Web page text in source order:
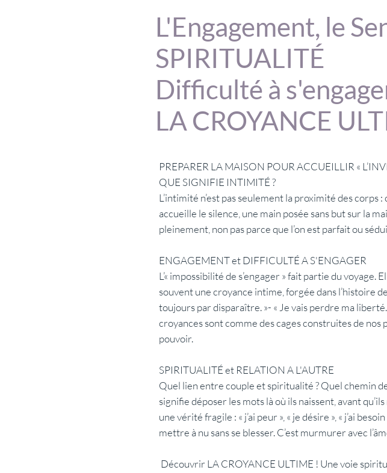
L'Engagement, le
SPIRITUALITÉ
Difficulté à
LA CROYANCE
PREPARER LA MAISON POUR ACCUEILLIR «
QUE SIGNIFIE INTIMITÉ ?
L’intimité n’est pas seulement la proximité des
accueille le silence, une main posée sans but sur la
pleinement, non pas parce que l’on est parfait ou
ENGAGEMENT et DIFFICULTÉ A S'ENGAGER
L’« impossibilité de s’engager » fait partie du
souvent une croyance intime, forgée dans l’histoire
toujours par disparaître. »- « Je vais perdre ma
croyances sont comme des cages construites de
pouvoir.
SPIRITUALITÉ et RELATION A L'AUTRE
Quel lien entre couple et spiritualité ? Quel chemin
signifie déposer les mots là où ils naissent, avant
une vérité fragile : « j’ai peur », « je désire », « j’ai
mettre à nu sans se blesser. C’est murmurer avec
Découvrir LA CROYANCE ULTIME ! Une voie